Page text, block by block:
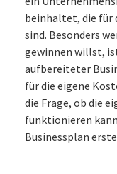
beinhaltet, die für
sind. Besonders
gewinnen willst,
aufbereiteter
für die eigene
die Frage, ob die
funktionieren
Businessplan